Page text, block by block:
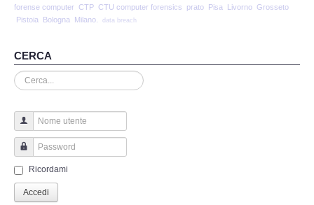
Perizia Documento informatico
Perizia Cloud
Perizia E-mail
Perizia Truffa Banca e Online
Perizia Dash Cam
Perizia software spia
forense computer CTP CTU computer forensics prato Pisa Livorno Grosseto
Pistoia
Bologna Milano. data breach
CERCA
Cerca...
Nome utente
Password
Ricordami
Accedi